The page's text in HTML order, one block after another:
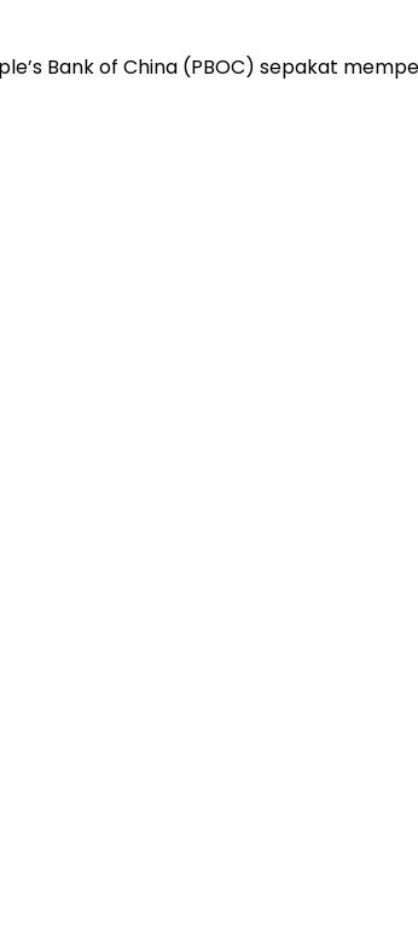
Bank of China (PBOC) sepakat